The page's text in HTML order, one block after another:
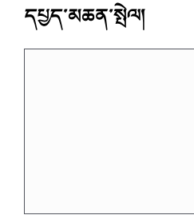
དཔྱད་མཆན་སྤེལ།